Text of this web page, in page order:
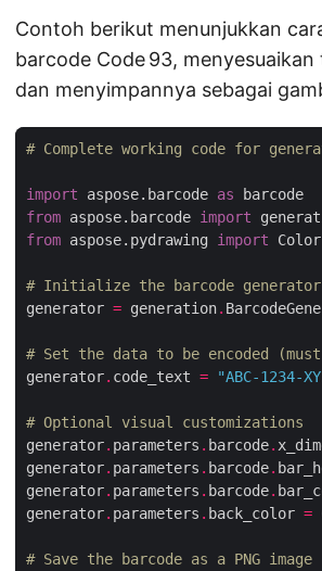
Contoh berikut menunjukkan
barcode Code 93,
dan menyimpannya sebagai
# Complete working code for
import aspose.barcode as
from aspose.barcode import
from aspose.pydrawing import
# Initialize the barcode generator
generator = generation.
# Set the data to be encoded
generator. code_text = "ABC-1234-
# Optional visual customizations
generator. parameters . barcode.
generator. parameters . barcode.
generator. parameters . barcode.
generator. parameters . back_color =
# Save the barcode as a PNG image